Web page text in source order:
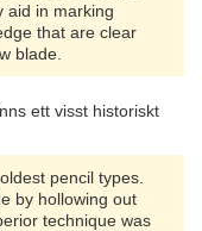
aid in marking
that are clear
blade.
ett visst historiskt
pencil types.
by hollowing out
technique was